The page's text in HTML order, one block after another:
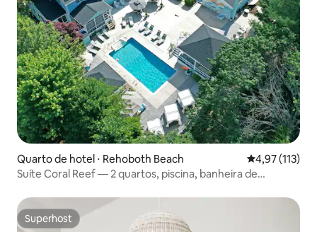
Quarto de hotel ⋅ Rehoboth Beach 4,97 de uma
4,97 (113)
Suíte Coral Reef — 2 quartos, piscina, banheira de
Superhost
Superhost